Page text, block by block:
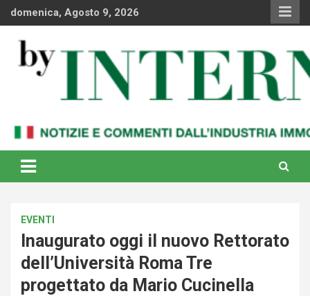
Skipdomenica, Agosto 9, 2026
By Internews
internazionale
EVENTI
Inaugurato oggi il nuovo Rettorato
dell’Università Roma Tre
progettato da Mario Cucinella